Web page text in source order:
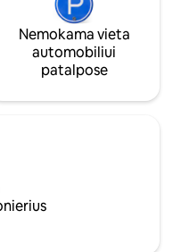
Nemokama vieta
automobiliui
patalpose